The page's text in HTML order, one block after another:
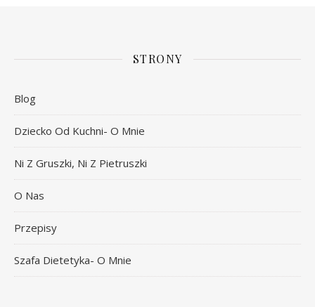
STRONY
Blog
Dziecko Od Kuchni- O Mnie
Ni Z Gruszki, Ni Z Pietruszki
O Nas
Przepisy
Szafa Dietetyka- O Mnie